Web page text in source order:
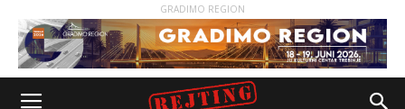
GRADIMO REGION